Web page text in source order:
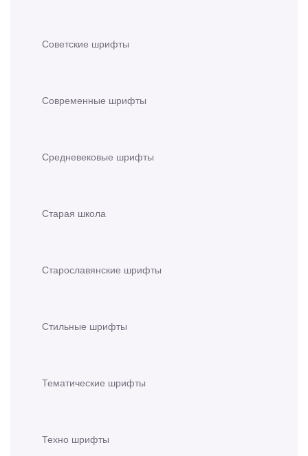
Советские шрифты
Современные шрифты
Средневековые шрифты
Старая школа
Старославянские шрифты
Стильные шрифты
Тематические шрифты
Техно шрифты